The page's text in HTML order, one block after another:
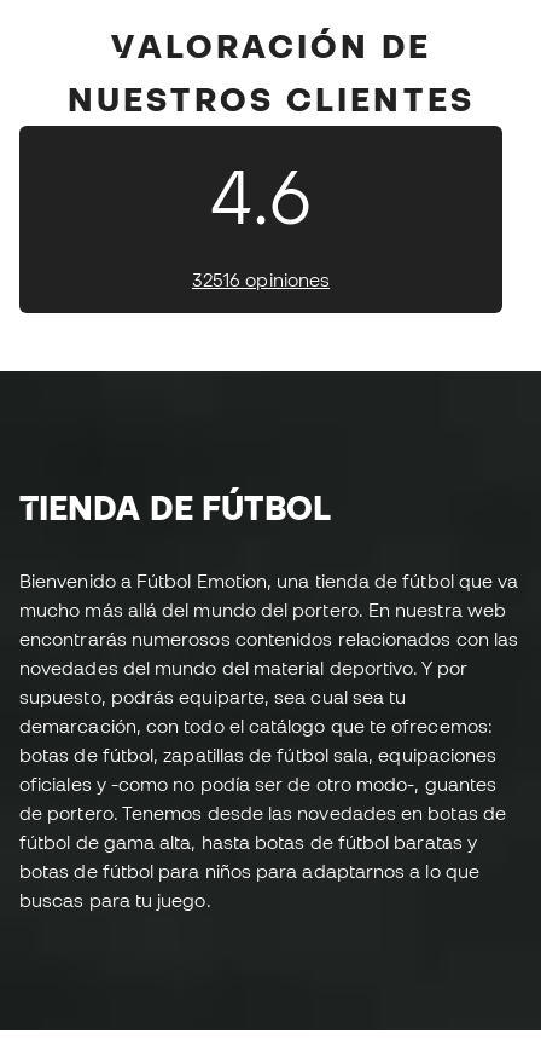
VALORACIÓN DE
NUESTROS CLIENTES
4.6
32516 opiniones
TIENDA DE FÚTBOL
Bienvenido a Fútbol Emotion, una tienda de fútbol que va
mucho más allá del mundo del portero. En nuestra web
encontrarás numerosos contenidos relacionados con las
novedades del mundo del material deportivo. Y por
supuesto, podrás equiparte, sea cual sea tu
demarcación, con todo el catálogo que te ofrecemos:
botas de fútbol, zapatillas de fútbol sala, equipaciones
oficiales y -como no podía ser de otro modo-, guantes
de portero. Tenemos desde las novedades en botas de
fútbol de gama alta, hasta botas de fútbol baratas y
botas de fútbol para niños para adaptarnos a lo que
buscas para tu juego.